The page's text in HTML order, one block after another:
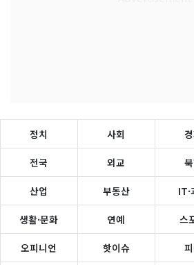
정치 사회
전국 외교
산업 부동산 IT·
생활·문화 연예 스
오피니언 핫이슈